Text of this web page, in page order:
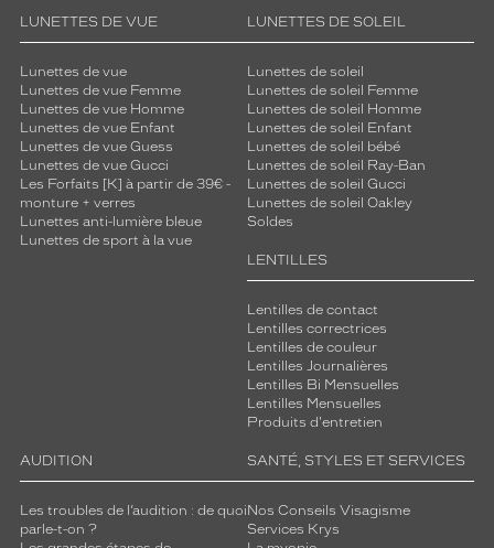
LUNETTES DE VUE
Lunettes de vue
Lunettes de vue Femme
Lunettes de vue Homme
Lunettes de vue Enfant
Lunettes de vue Guess
Lunettes de vue Gucci
Les Forfaits [K] à partir de 39€ -
monture + verres
Lunettes anti-lumière bleue
Lunettes de sport à la vue
LUNETTES DE SOLEIL
Lunettes de soleil
Lunettes de soleil Femme
Lunettes de soleil Homme
Lunettes de soleil Enfant
Lunettes de soleil bébé
Lunettes de soleil Ray-Ban
Lunettes de soleil Gucci
Lunettes de soleil Oakley
Soldes
LENTILLES
Lentilles de contact
Lentilles correctrices
Lentilles de couleur
Lentilles Journalières
Lentilles Bi Mensuelles
Lentilles Mensuelles
Produits d'entretien
AUDITION
Les troubles de l’audition : de quoi
parle-t-on ?
SANTÉ, STYLES ET SERVICES
Nos Conseils Visagisme
Services Krys